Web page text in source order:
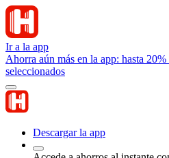
Ir a la app
Ahorra aún más en la app: hasta
seleccionados
Descargar la app